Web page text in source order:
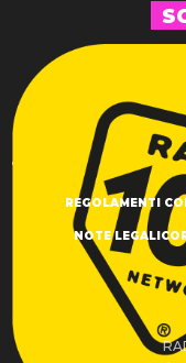
REGOLAMENTI
NOTE LEGALI